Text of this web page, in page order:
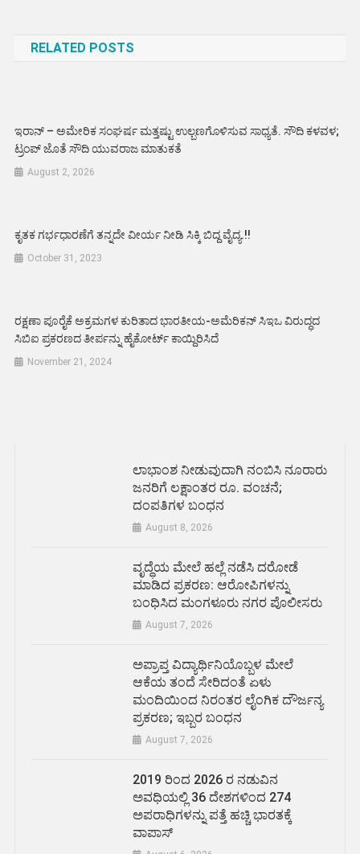
RELATED POSTS
ಇರಾನ್ – ಅಮೇರಿಕ ಸಂಘರ್ಷ ಮತ್ತಷ್ಟು ಉಲ್ಬಣಗೊಳಿಸುವ ಸಾಧ್ಯತೆ. ಸೌದಿ ಕಳವಳ;
ಟ್ರಂಪ್ ಜೊತೆ ಸೌದಿ ಯುವರಾಜ ಮಾತುಕತೆ
August 2, 2026
ಕೃತಕ ಗರ್ಭಧಾರಣೆಗೆ ತನ್ನದೇ ವೀರ್ಯ ನೀಡಿ ಸಿಕ್ಕಿ ಬಿದ್ದ ವೈದ್ಯ.!!
October 31, 2023
ರಕ್ಷಣಾ ಪೂರೈಕೆ ಅಕ್ರಮಗಳ ಕುರಿತಾದ ಭಾರತೀಯ-ಅಮೆರಿಕನ್ ಸಿಇಒ ವಿರುದ್ಧದ
ಸಿಬಿಐ ಪ್ರಕರಣದ ತೀರ್ಪನ್ನು ಹೈಕೋರ್ಟ್ ಕಾಯ್ದಿರಿಸಿದೆ
November 21, 2024
ಲಾಭಾಂಶ ನೀಡುವುದಾಗಿ ನಂಬಿಸಿ ನೂರಾರು
ಜನರಿಗೆ ಲಕ್ಷಾಂತರ ರೂ. ವಂಚನೆ;
ದಂಪತಿಗಳ ಬಂಧನ
August 8, 2026
ವೃದ್ಧೆಯ ಮೇಲೆ ಹಲ್ಲೆ ನಡೆಸಿ ದರೋಡೆ
ಮಾಡಿದ ಪ್ರಕರಣ: ಆರೋಪಿಗಳನ್ನು
ಬಂಧಿಸಿದ ಮಂಗಳೂರು ನಗರ ಪೊಲೀಸರು
August 7, 2026
ಅಪ್ರಾಪ್ತ ವಿದ್ಯಾರ್ಥಿನಿಯೊಬ್ಬಳ ಮೇಲೆ
ಆಕೆಯ ತಂದೆ ಸೇರಿದಂತೆ ಏಳು
ಮಂದಿಯಿಂದ ನಿರಂತರ ಲೈಂಗಿಕ ದೌರ್ಜನ್ಯ
ಪ್ರಕರಣ; ಇಬ್ಬರ ಬಂಧನ
August 7, 2026
2019 ರಿಂದ 2026 ರ ನಡುವಿನ
ಅವಧಿಯಲ್ಲಿ 36 ದೇಶಗಳಿಂದ 274
ಅಪರಾಧಿಗಳನ್ನು ಪತ್ತೆ ಹಚ್ಚಿ ಭಾರತಕ್ಕೆ
ವಾಪಾಸ್